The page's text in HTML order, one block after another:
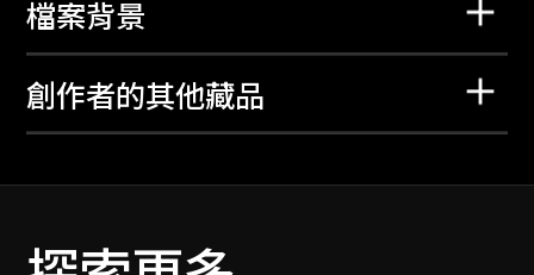
檔案背景
創作者的其他藏品